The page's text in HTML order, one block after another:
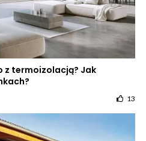
z termoizolacją? Jak
13